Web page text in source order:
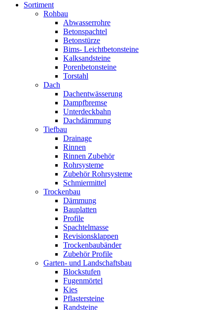
Sortiment
Rohbau
Abwasserrohre
Betonspachtel
Betonstürze
Bims- Leichtbetonsteine
Kalksandsteine
Porenbetonsteine
Torstahl
Dach
Dachentwässerung
Dampfbremse
Unterdeckbahn
Dachdämmung
Tiefbau
Drainage
Rinnen
Rinnen Zubehör
Rohrsysteme
Zubehör Rohrsysteme
Schmiermittel
Trockenbau
Dämmung
Bauplatten
Profile
Spachtelmasse
Revisionsklappen
Trockenbaubänder
Zubehör Profile
Garten- und Landschaftsbau
Blockstufen
Fugenmörtel
Kies
Pflastersteine
Randsteine